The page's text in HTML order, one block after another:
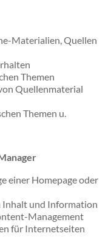
Materialien, Quellen
Themen
Quellenmaterial
Themen u.
einer Homepage oder
Inhalt und Information
Management
für Internetseiten